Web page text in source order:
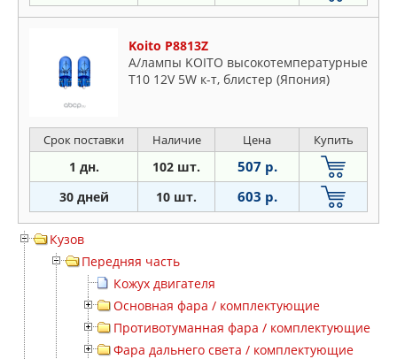
Koito P8813Z
А/лампы KOITO высокотемпературные
T10 12V 5W к-т, блистер (Япония)
Срок поставки Наличие Цена Купить
1 дн. 102 шт. 507 р.
30 дней 10 шт. 603 р.
Кузов
Передняя часть
Кожух двигателя
Основная фара / комплектующие
Противотуманная фара / комплектующие
Фара дальнего света / комплектующие